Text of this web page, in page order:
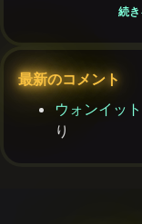
続
最新のコメント
ウォンイッ
り